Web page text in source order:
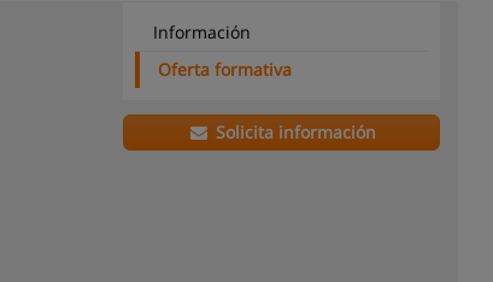
Información
Oferta formativa
Solicita información